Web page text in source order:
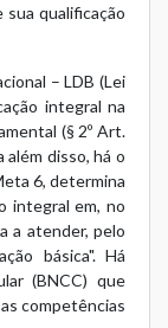
sua qualificação
– LDB (Lei
integral na
(§ 2º Art.
além disso, há o
6, determina
integral em, no
a atender, pelo
básica". Há
(BNCC) que
competências